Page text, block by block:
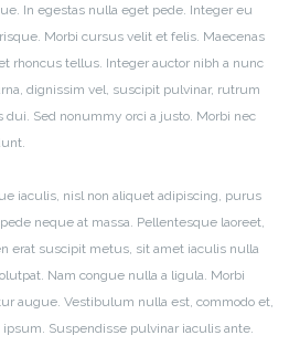
In egestas nulla eget pede. Integer eu
Morbi cursus velit et felis. Maecenas
rhoncus tellus. Integer auctor nibh a nunc
dignissim vel, suscipit pulvinar, rutrum
dui. Sed nonummy orci a justo. Morbi nec
iaculis, nisl non aliquet adipiscing, purus
neque at massa. Pellentesque laoreet,
erat suscipit metus, sit amet iaculis nulla
Nam congue nulla a ligula. Morbi
augue. Vestibulum nulla est, commodo et,
Suspendisse pulvinar iaculis ante.